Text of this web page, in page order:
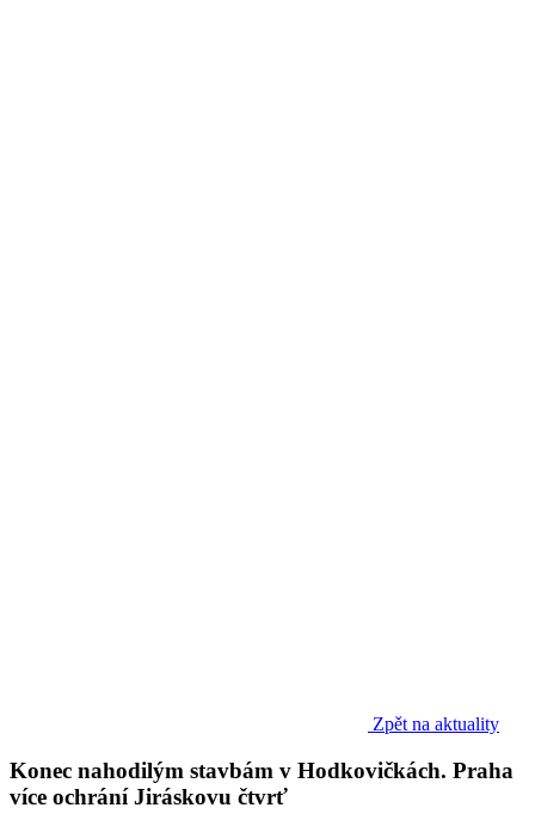
Zpět na aktuality
Konec nahodilým stavbám v Hodkovičkách. Praha
více ochrání Jiráskovu čtvrť